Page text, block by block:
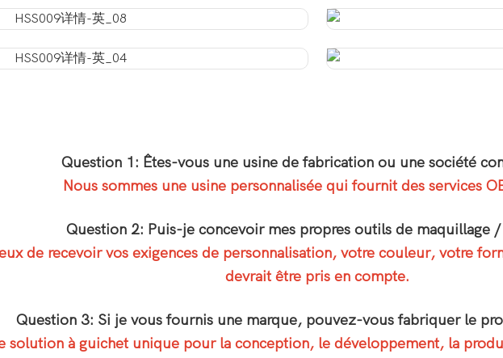
Question 1: Êtes-vous une usine de fabrication ou une société
Nous sommes une usine personnalisée qui fournit des services
Question 2: Puis-je concevoir mes propres outils de maquillage /
de recevoir vos exigences de personnalisation, votre couleur, votre
devrait être pris en compte.
Question 3: Si je vous fournis une marque, pouvez-vous fabriquer le
solution à guichet unique pour la conception, le développement, la